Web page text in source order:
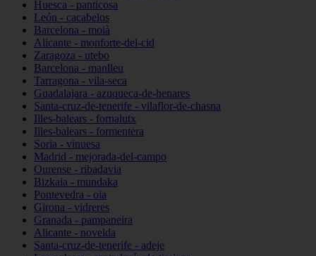
Huesca - panticosa
León - cacabelos
Barcelona - moià
Alicante - monforte-del-cid
Zaragoza - utebo
Barcelona - manlleu
Tarragona - vila-seca
Guadalajara - azuqueca-de-henares
Santa-cruz-de-tenerife - vilaflor-de-chasna
Illes-balears - fornalutx
Illes-balears - formentera
Soria - vinuesa
Madrid - mejorada-del-campo
Ourense - ribadavia
Bizkaia - mundaka
Pontevedra - oia
Girona - vidreres
Granada - pampaneira
Alicante - novelda
Santa-cruz-de-tenerife - adeje